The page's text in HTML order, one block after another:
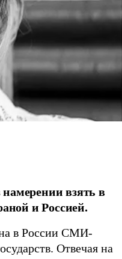
взять в
и Россией.
в России СМИ-
Отвечая на